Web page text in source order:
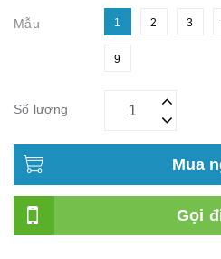
Mẫu 1 2 3
9
Số lượng
Mua
Gọi